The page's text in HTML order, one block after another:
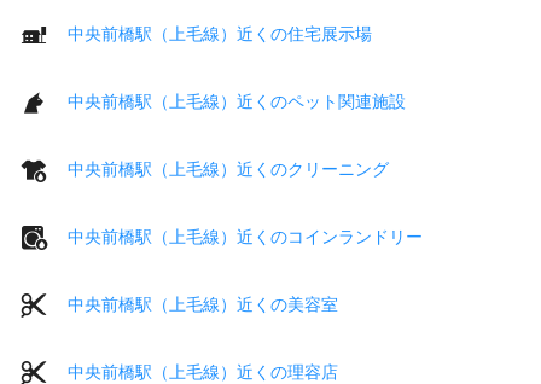
中央前橋駅（上毛線）近くの住宅展示場
中央前橋駅（上毛線）近くのペット関連施設
中央前橋駅（上毛線）近くのクリーニング
中央前橋駅（上毛線）近くのコインランドリー
中央前橋駅（上毛線）近くの美容室
中央前橋駅（上毛線）近くの理容店